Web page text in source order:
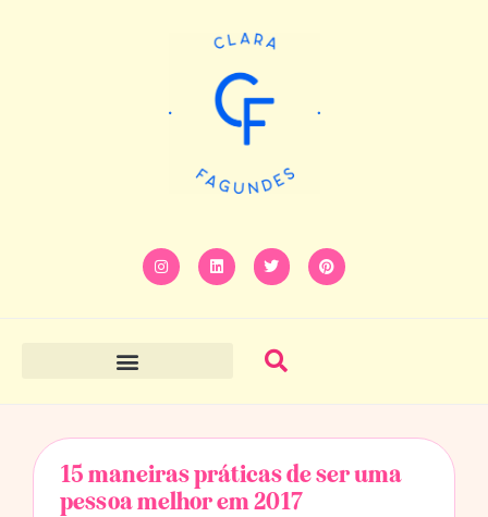
15 maneiras práticas de ser uma
pessoa melhor em 2017